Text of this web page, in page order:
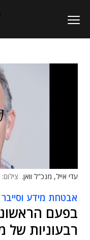
עדי אייל, מנכ"ל וואן.
אבטחת מידע וסייבר
בפעם
רבעוניות של